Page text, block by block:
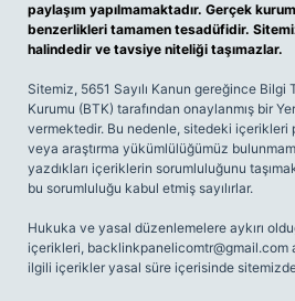
paylaşım yapılmamaktadır. Gerçek
benzerlikleri tamamen tesadüfidir.
halindedir ve tavsiye niteliği taşımazlar.
Sitemiz, 5651 Sayılı Kanun gereğince
Kurumu (BTK) tarafından onaylanmış bir
vermektedir. Bu nedenle, sitedeki
veya araştırma yükümlülüğümüz
yazdıkları içeriklerin sorumluluğunu
bu sorumluluğu kabul etmiş sayılırlar.
Hukuka ve yasal düzenlemelere aykırı
içerikleri, backlinkpanelicomtr@gmail.com
ilgili içerikler yasal süre içerisinde